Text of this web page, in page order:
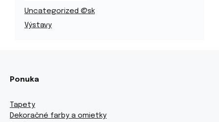
Uncategorized @sk
Výstavy
Ponuka
Tapety
Dekoračné farby a omietky